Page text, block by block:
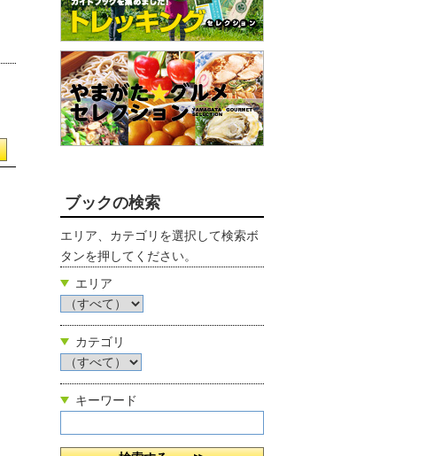
ブックの検索
エリア、カテゴリを選択して検索ボ
タンを押してください。
エリア
カテゴリ
キーワード